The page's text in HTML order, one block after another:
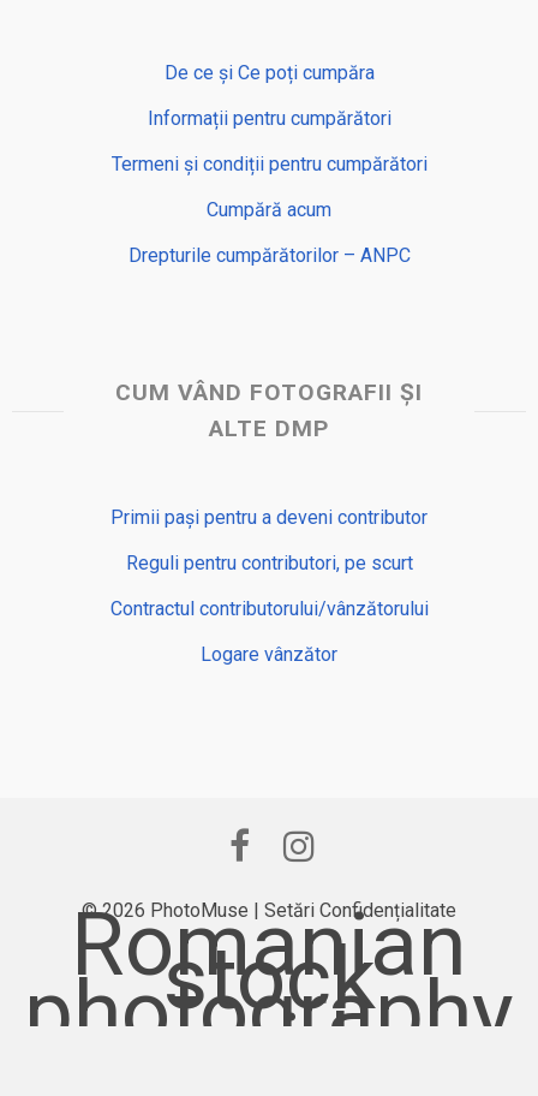
De ce și Ce poți cumpăra
Informații pentru cumpărători
Termeni și condiții pentru cumpărători
Cumpără acum
Drepturile cumpărătorilor – ANPC
CUM VÂND FOTOGRAFII ȘI
ALTE DMP
Primii pași pentru a deveni contributor
Reguli pentru contributori, pe scurt
Contractul contributorului/vânzătorului
Logare vânzător
© 2026 PhotoMuse | Setări Confidențialitate
Romanian
stock
photography
provider